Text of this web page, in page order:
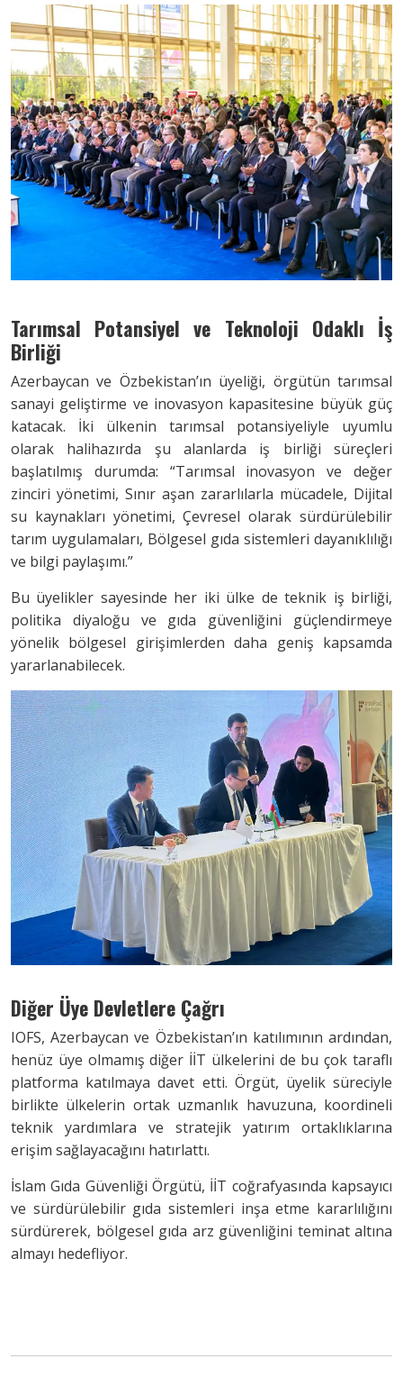
Tarımsal Potansiyel ve Teknoloji Odaklı İş
Birliği
Azerbaycan ve Özbekistan’ın üyeliği, örgütün tarımsal
sanayi geliştirme ve inovasyon kapasitesine büyük güç
katacak. İki ülkenin tarımsal potansiyeliyle uyumlu
olarak halihazırda şu alanlarda iş birliği süreçleri
başlatılmış durumda: “Tarımsal inovasyon ve değer
zinciri yönetimi, Sınır aşan zararlılarla mücadele, Dijital
su kaynakları yönetimi, Çevresel olarak sürdürülebilir
tarım uygulamaları, Bölgesel gıda sistemleri dayanıklılığı
ve bilgi paylaşımı.”
Bu üyelikler sayesinde her iki ülke de teknik iş birliği,
politika diyaloğu ve gıda güvenliğini güçlendirmeye
yönelik bölgesel girişimlerden daha geniş kapsamda
yararlanabilecek.
Diğer Üye Devletlere Çağrı
IOFS, Azerbaycan ve Özbekistan’ın katılımının ardından,
henüz üye olmamış diğer İİT ülkelerini de bu çok taraflı
platforma katılmaya davet etti. Örgüt, üyelik süreciyle
birlikte ülkelerin ortak uzmanlık havuzuna, koordineli
teknik yardımlara ve stratejik yatırım ortaklıklarına
erişim sağlayacağını hatırlattı.
İslam Gıda Güvenliği Örgütü, İİT coğrafyasında kapsayıcı
ve sürdürülebilir gıda sistemleri inşa etme kararlılığını
sürdürerek, bölgesel gıda arz güvenliğini teminat altına
almayı hedefliyor.